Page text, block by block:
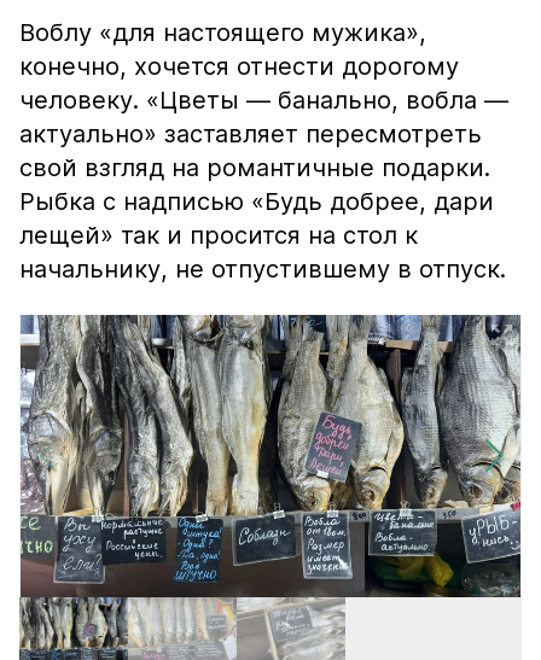
Воблу «для настоящего мужика»,
конечно, хочется отнести дорогому
человеку. «Цветы — банально, вобла —
актуально» заставляет пересмотреть
свой взгляд на романтичные подарки.
Рыбка с надписью «Будь добрее, дари
лещей» так и просится на стол к
начальнику, не отпустившему в отпуск.